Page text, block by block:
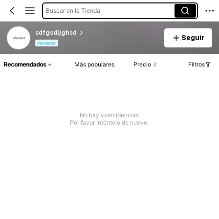
Buscar en la Tienda
sdfgsdijghsd
Vendedor
Seguir
Recomendados Más populares Precio Filtros
No hay coincidencias
Por favor inténtelo de nuevo.